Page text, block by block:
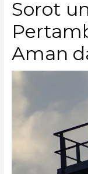
Sorot
Aman